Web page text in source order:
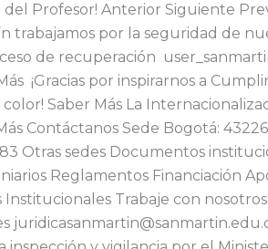
Profesor! Anterior Siguiente
trabajamos por la seguridad de
de recuperación
¡Gracias por inspirarnos a
Saber Más La
Contáctanos Sede Bogotá:
Otras sedes Documentos
Reglamentos Financiación
Institucionales Trabaje con